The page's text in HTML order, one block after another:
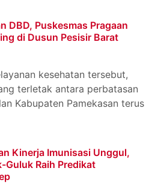
DBD, Puskesmas Pragaan
di Dusun Pesisir Barat
kesehatan tersebut,
terletak antara perbatasan
Kabupaten Pamekasan terus
Kinerja Imunisasi Unggul,
Guluk Raih Predikat